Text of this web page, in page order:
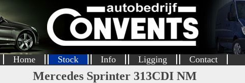
Home Stock Info Ligging Contact
Mercedes Sprinter 313CDI NM